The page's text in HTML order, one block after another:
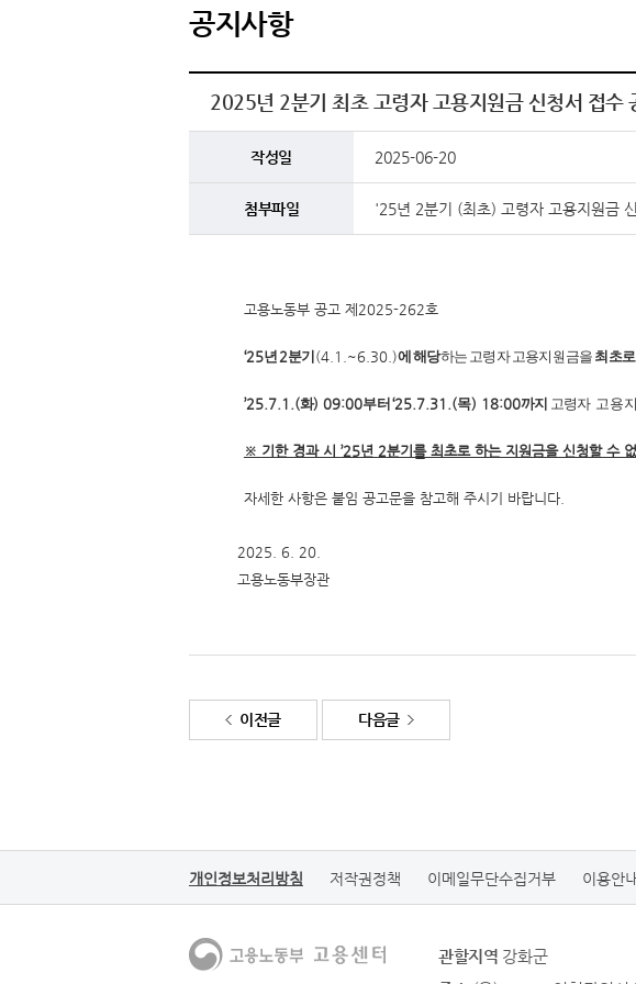
공지사항
2025년 2분기 최초 고령자 고용지원금 신청서 접수
작성일 2025-06-20
첨부파일 '25년 2분기 (최초) 고령자 고용지원금
고용노동부 공고 제2025-262호
‘25년 2분기 (4.1.~6.30.)에 해당하는 고령자 고용지원금을 최초
’25.7.1.(화) 09:00부터‘25.7.31.(목) 18:00까지 고령자 고용
※ 기한 경과 시 ’25년 2분기를 최초로 하는 지원금을 신청할 수
자세한 사항은 붙임 공고문을 참고해 주시기 바랍니다.
2025. 6. 20.
고용노동부장관
이전글 다음글
개인정보처리방침 저작권정책 이메일무단수집거부 이용안내
관할지역 강화군